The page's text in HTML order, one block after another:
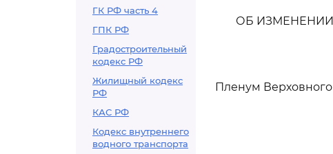
ГК РФ часть 4
ГПК РФ
Градостроительный
кодекс РФ
Жилищный кодекс
РФ
КАС РФ
Кодекс внутреннего
водного транспорта
ОБ
Пленум